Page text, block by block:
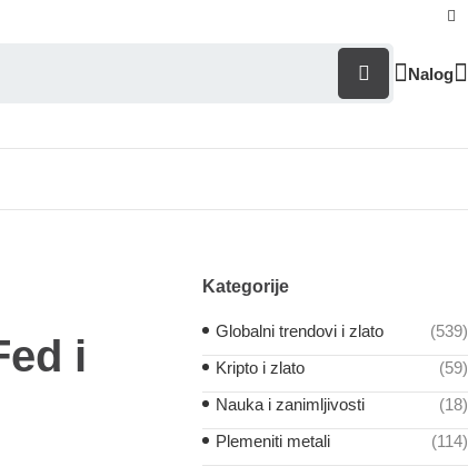
Nalog
i
Kategorije
Globalni trendovi i zlato
(539)
Kripto i zlato
(59)
Nauka i zanimljivosti
(18)
Plemeniti metali
(114)